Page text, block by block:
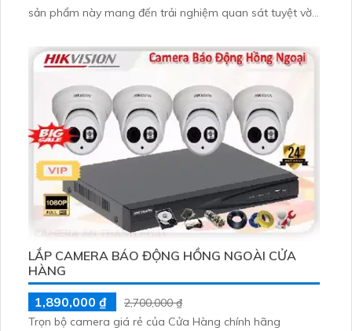
sản phẩm này mang đến trải nghiệm quan sát tuyệt vời.
người dùng dễ dàng quản lý từ xa. Camera có độ phân
LẮP CAMERA BÁO ĐỘNG HỒNG NGOÀI CỬA
HÀNG
1,890,000 ₫
2,700,000 ₫
Trọn bộ camera giá rẻ của Cửa Hàng chính hãng